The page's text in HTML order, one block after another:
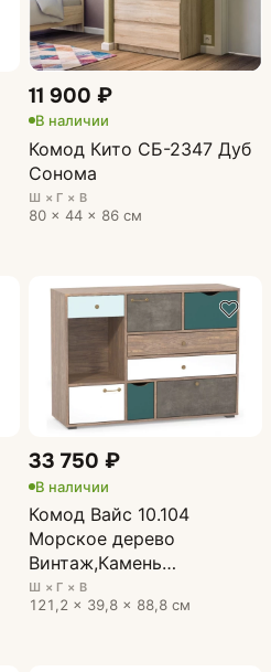
11 900 ₽
В наличии
Комод Кито СБ-2347 Дуб
Сонома
Ш × Г × В
80 × 44 × 86 см
33 750 ₽
В наличии
Комод Вайс 10.104
Морское дерево
Винтаж,Камень
Темный,Бензин,Белый
премиум
Ш × Г × В
121,2 × 39,8 × 88,8 см